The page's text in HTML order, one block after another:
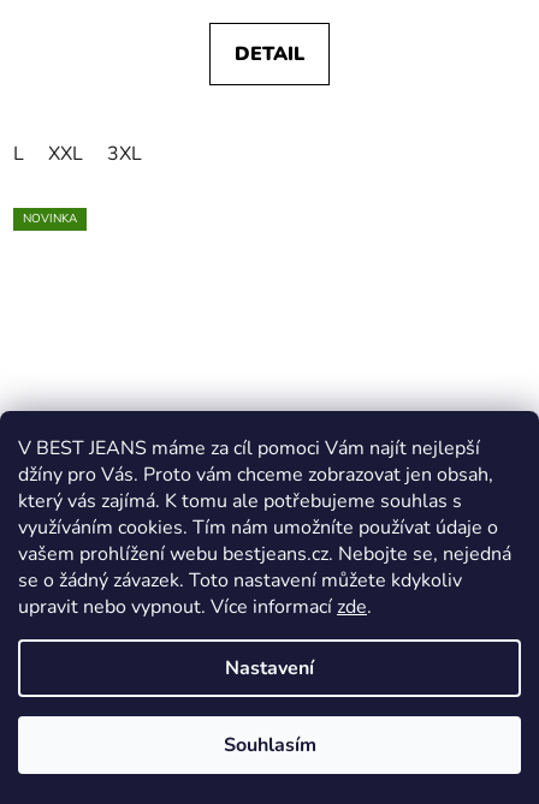
V BEST JEANS máme za cíl pomoci Vám najít nejlepší
džíny pro Vás. Proto vám chceme zobrazovat jen obsah,
který vás zajímá. K tomu ale potřebujeme souhlas s
využíváním cookies. Tím nám umožníte používat údaje o
vašem prohlížení webu bestjeans.cz. Nebojte se, nejedná
se o žádný závazek. Toto nastavení můžete kdykoliv
upravit nebo vypnout. Více informacízde.
Nastavení
Souhlasím
DETAIL
L XXL 3XL
NOVINKA